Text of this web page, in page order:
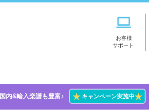
お客様
サポート
国内&輸入楽譜も豊富♪ ★キャンペーン実施中★